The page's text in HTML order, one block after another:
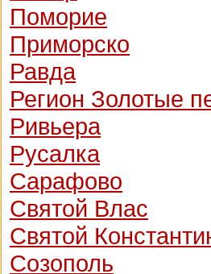
Поморие
Приморско
Равда
Регион Золотые
Ривьера
Русалка
Сарафово
Святой Влас
Святой
Созополь